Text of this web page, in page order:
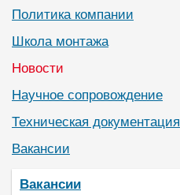
Политика компании
Школа монтажа
Новости
Научное сопровождение
Техническая документация
Вакансии
Вакансии